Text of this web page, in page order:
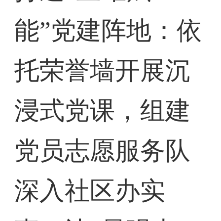
能”党建阵地：依
托荣誉墙开展沉
浸式党课，组建
党员志愿服务队
深入社区办实